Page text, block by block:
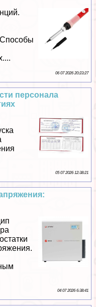
06 07 2026 20:23:27
персонала
05 07 2026 12:38:21
04 07 2026 6:38:41